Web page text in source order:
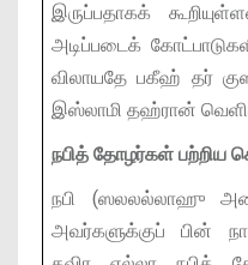
இருப்பதாகக்
அடிப்படைக்
விலாயதே பகீஹ் தர்
இஸ்லாமி தஹ்ரான்
நபித் தோழர்கள்
நபி (ஸலலல்லாஹு
அவர்களுக்குப் பின்